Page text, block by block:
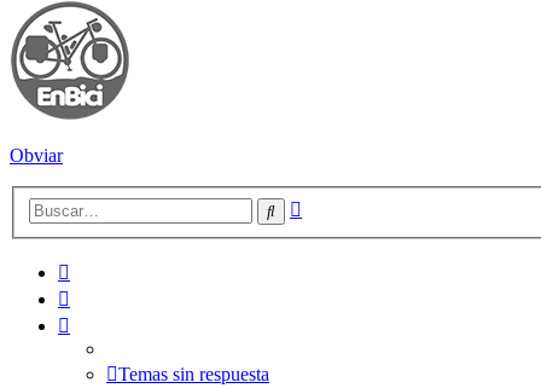
Obviar
Buscar
Temas sin respuesta